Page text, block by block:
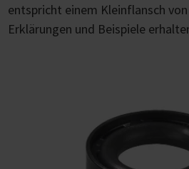
entspricht einem Kleinflansch
Erklärungen und Beispiele